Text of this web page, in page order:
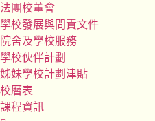
法團校董會
學校發展與問責文件
院舍及學校服務
學校伙伴計劃
姊妹學校計劃津貼
校曆表
課程資訊